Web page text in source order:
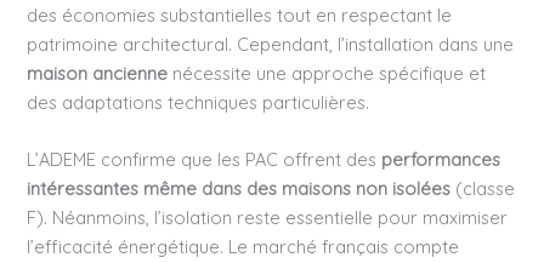
des économies substantielles tout en respectant le
patrimoine architectural. Cependant, l’installation dans une
maison ancienne nécessite une approche spécifique et
des adaptations techniques particulières.
L’ADEME confirme que les PAC offrent des performances
intéressantes même dans des maisons non isolées (classe
F). Néanmoins, l’isolation reste essentielle pour maximiser
l’efficacité énergétique. Le marché français compte